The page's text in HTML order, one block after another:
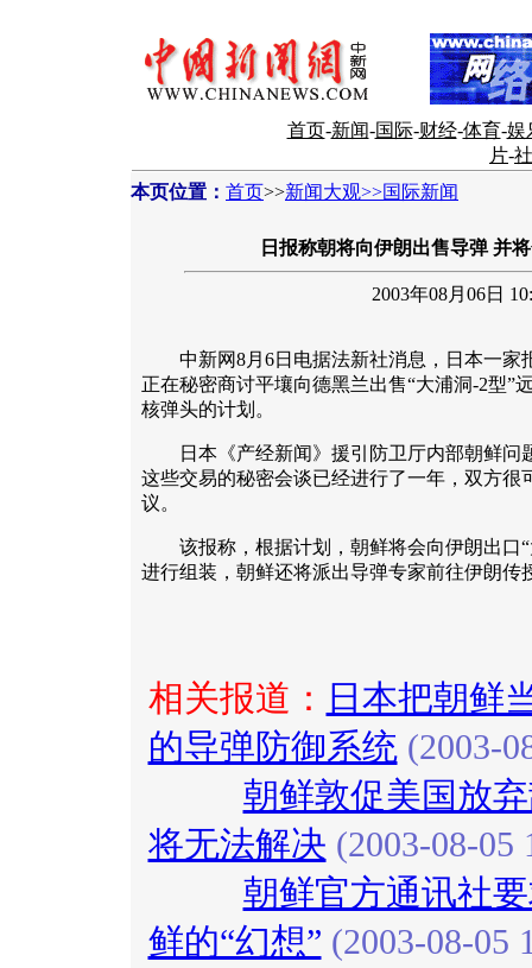
首页-新闻-国际-财经-体育-娱
片-
本页位置： 首页>>新闻大观>>国际新闻
日报称朝将向伊朗出售导弹 并
2003年08月06日
中新网8月6日电据法新社消息，日本一家
正在秘密商讨平壤向德黑兰出售“大浦洞-2型”
核弹头的计划。
日本《产经新闻》援引防卫厅内部朝鲜问
这些交易的秘密会谈已经进行了一年，双方很
议。
该报称，根据计划，朝鲜将会向伊朗出口“
进行组装，朝鲜还将派出导弹专家前往伊朗传
相关报道： 日本把朝鲜
的导弹防御系统(2003-
朝鲜敦促美国放
将无法解决 (2003-08-05
朝鲜官方通讯社
鲜的“幻想” (2003-08-05